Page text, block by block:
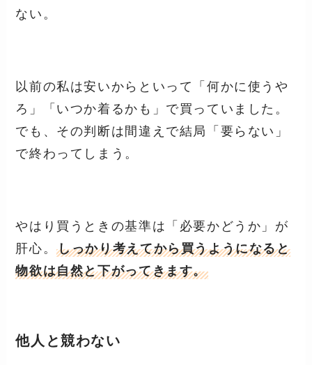
ない。
以前の私は安いからといって「何かに使うや
ろ」「いつか着るかも」で買っていました。
でも、その判断は間違えで結局「要らない」
で終わってしまう。
やはり買うときの基準は 「必要かどうか」 が
肝心。しっかり考えてから買うようになると
物欲は自然と下がってきます。
他人と競わない